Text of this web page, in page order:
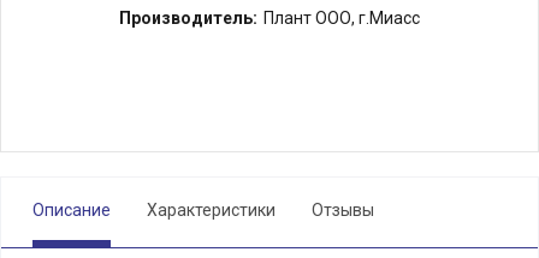
Производитель: Плант ООО, г.Миасс
Описание Характеристики Отзывы